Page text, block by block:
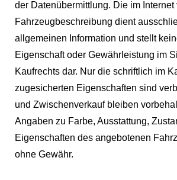
der Datenübermittlung. Die im Internet
Fahrzeugbeschreibung dient
allgemeinen Information und stellt
Eigenschaft oder Gewährleistung im
Kaufrechts dar. Nur die schriftlich im
zugesicherten Eigenschaften sind
und Zwischenverkauf bleiben
Angaben zu Farbe, Ausstattung,
Eigenschaften des angebotenen
ohne Gewähr.